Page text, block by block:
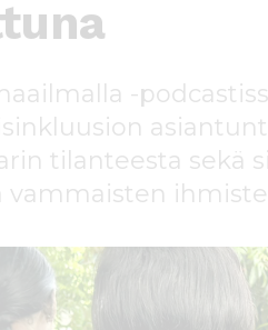
-
tilanteesta sekä
vammaisten